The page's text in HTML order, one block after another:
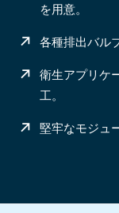
を用意。
各種排出バル
衛生アプリケ
工。
堅牢なモジュ